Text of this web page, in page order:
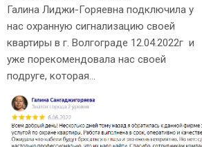
Галина Лиджи-Горяевна подключила у
нас охранную сигнализацию своей
квартиры в г. Волгограде 12.04.2022г и
уже порекомендовала нас своей
подруге, которая...